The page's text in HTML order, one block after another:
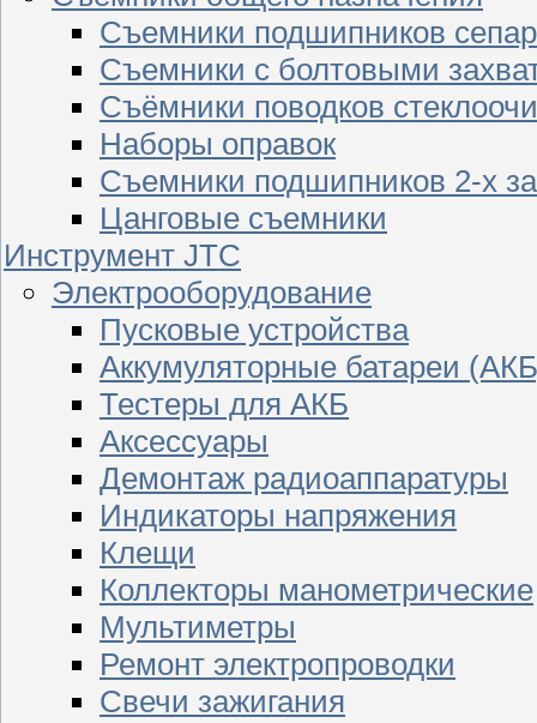
Съемники подшипников
Съемники с болтовыми
Съёмники поводков
Наборы оправок
Съемники подшипников 2-х
Цанговые съемники
Инструмент JTC
Электрооборудование
Пусковые устройства
Аккумуляторные батареи
Тестеры для АКБ
Аксессуары
Демонтаж радиоаппаратуры
Индикаторы напряжения
Клещи
Коллекторы манометрические
Мультиметры
Ремонт электропроводки
Свечи зажигания